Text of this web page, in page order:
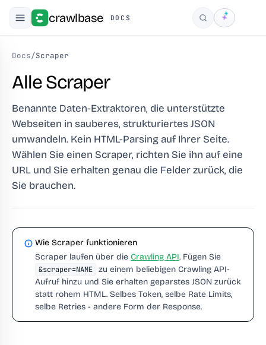
crawlbase DOCS Suchen
Docs/Scraper
Alle Scraper
Benannte Daten-Extraktoren, die unterstützte
Webseiten in sauberes, strukturiertes JSON
umwandeln. Kein HTML-Parsing auf Ihrer Seite.
Wählen Sie einen Scraper, richten Sie ihn auf eine
URL und Sie erhalten genau die Felder zurück, die
Sie brauchen.
Wie Scraper funktionieren
Scraper laufen über die Crawling API. Fügen Sie
&scraper=NAME
zu einem beliebigen Crawling API-
Aufruf hinzu und Sie erhalten geparstes JSON zurück
statt rohem HTML. Selbes Token, selbe Rate Limits,
selbe Retries - andere Form der Response.